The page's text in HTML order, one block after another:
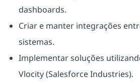
dashboards.
Criar e manter integrações
sistemas.
Implementar soluções
Vlocity (Salesforce Industries).